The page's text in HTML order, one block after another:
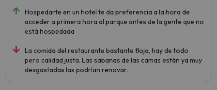
Hospedarte en un hotel te da preferencia a la hora de
acceder a primera hora al parque antes de la gente que no
está hospedada
La comida del restaurante bastante floja, hay de todo
pero calidad justa. Las sabanas de las camas están ya muy
desgastadas las podrían renovar.